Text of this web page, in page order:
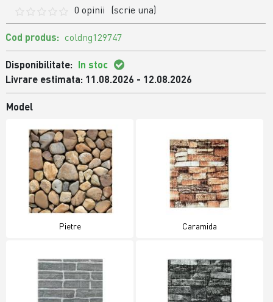
0 opinii (scrie una)
Cod produs: coldng129747
Disponibilitate: In stoc
Livrare estimata: 11.08.2026 - 12.08.2026
Model
Pietre Caramida